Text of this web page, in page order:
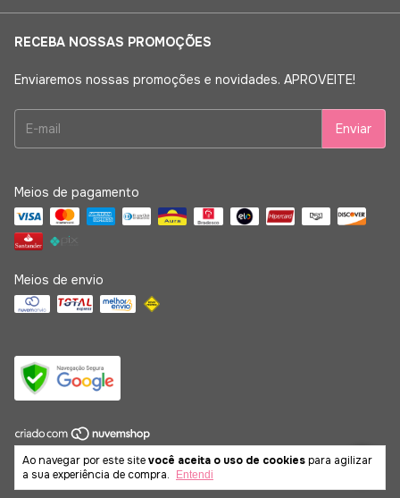
Ao navegar por este sitevocê aceita o uso de cookiespara agilizar
a sua experiência de compra.
Entendi
RECEBA NOSSAS PROMOÇÕES
Enviaremos nossas promoções e novidades. APROVEITE!
Meios de pagamento
Meios de envio
Copyright DG Acessórios - 29718743000183 - 2026. Todos os direitos
reservados.